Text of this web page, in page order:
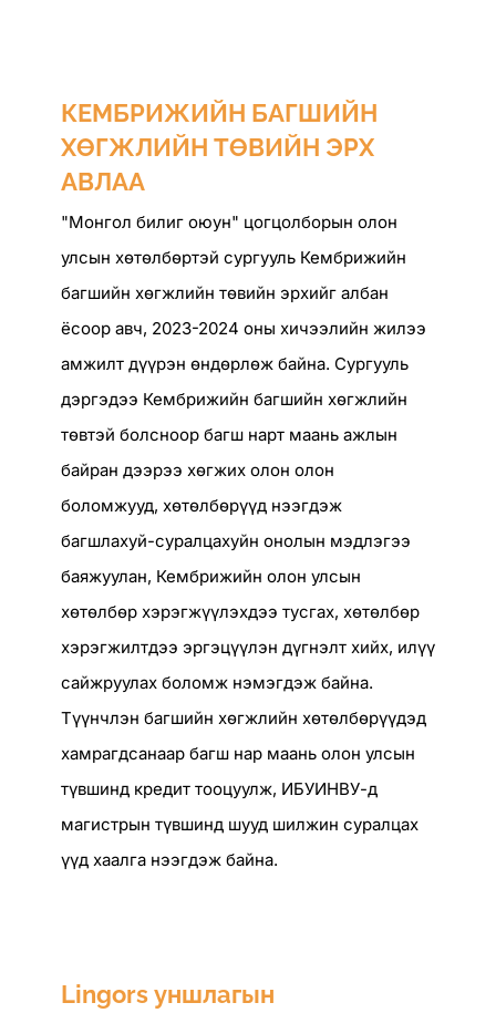
Сургалтын хөтөлбөр
Элсэлт
Мэдээ
Солилцооны хөтөлбөр
EDUPAGE
КЕМБРИЖИЙН БАГШИЙН
ХӨГЖЛИЙН ТӨВИЙН ЭРХ
АВЛАА
"Монгол билиг оюун" цогцолборын олон
улсын хөтөлбөртэй сургууль Кембрижийн
багшийн хөгжлийн төвийн эрхийг албан
ёсоор авч, 2023-2024 оны хичээлийн жилээ
амжилт дүүрэн өндөрлөж байна. Сургууль
дэргэдээ Кембрижийн багшийн хөгжлийн
төвтэй болсноор багш нарт маань ажлын
байран дээрээ хөгжих олон олон
боломжууд, хөтөлбөрүүд нээгдэж
багшлахуй-суралцахуйн онолын мэдлэгээ
баяжуулан, Кембрижийн олон улсын
хөтөлбөр хэрэгжүүлэхдээ тусгах, хөтөлбөр
хэрэгжилтдээ эргэцүүлэн дүгнэлт хийх, илүү
сайжруулах боломж нэмэгдэж байна.
Түүнчлэн багшийн хөгжлийн хөтөлбөрүүдэд
хамрагдсанаар багш нар маань олон улсын
түвшинд кредит тооцуулж, ИБУИНВУ-д
магистрын түвшинд шууд шилжин суралцах
үүд хаалга нээгдэж байна.
Lingors уншлагын